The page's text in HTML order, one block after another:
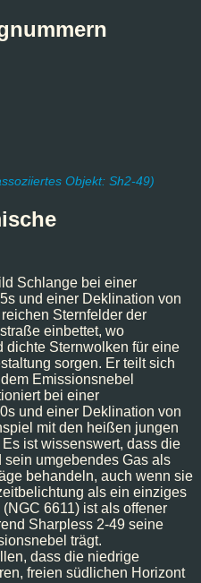
Objekt: Sh2-49)
Schlange bei einer
und einer Deklination von
reichen Sternfelder der
einbettet, wo
dichte Sternwolken für eine
sorgen. Er teilt sich
Emissionsnebel
bei einer
und einer Deklination von
mit den heißen jungen
ist wissenswert, dass die
sein umgebendes Gas als
behandeln, auch wenn sie
als ein einziges
6611) ist als offener
Sharpless 2-49 seine
trägt.
dass die niedrige
freien südlichen Horizont